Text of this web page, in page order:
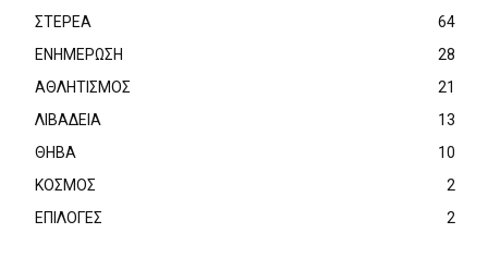
ΣΤΕΡΕΑ
64
ΕΝΗΜΕΡΩΣΗ
28
ΑΘΛΗΤΙΣΜΟΣ
21
ΛΙΒΑΔΕΙΑ
13
ΘΗΒΑ
10
ΚΟΣΜΟΣ
2
ΕΠΙΛΟΓΕΣ
2